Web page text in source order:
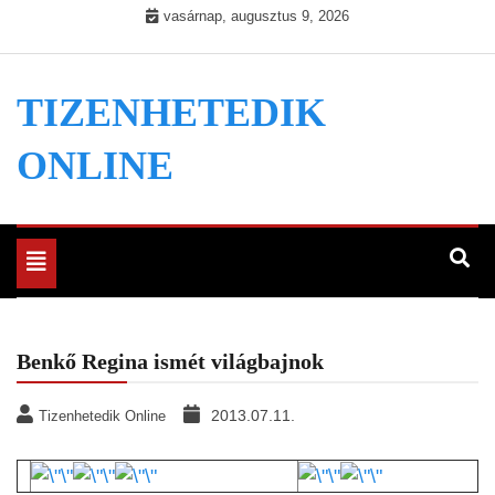
vasárnap, augusztus 9, 2026
TIZENHETEDIK
ONLINE
Toggle
navigation
Benkő Regina ismét világbajnok
Tizenhetedik Online 2013.07.11.